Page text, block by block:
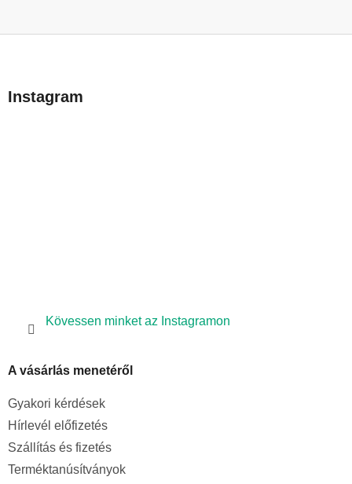
bInstagram
Kövessen minket az Instagramon
A vásárlás menetéről
Gyakori kérdések
Hírlevél előfizetés
Szállítás és fizetés
Terméktanúsítványok